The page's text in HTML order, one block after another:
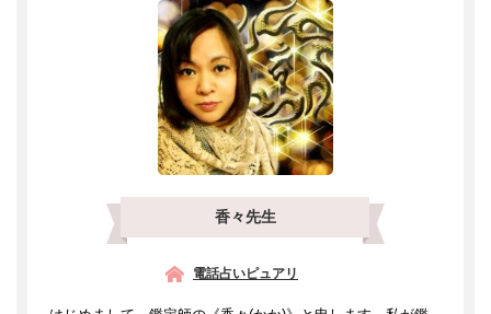
香々先生
電話占いピュアリ